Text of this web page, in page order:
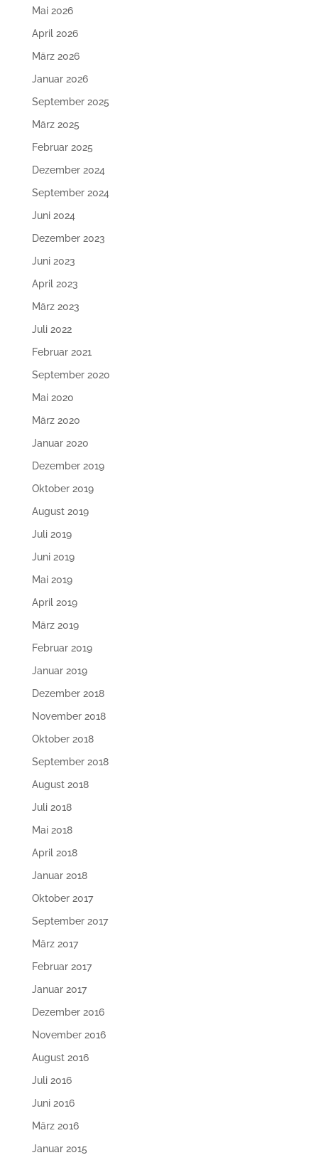
Mai 2026
April 2026
März 2026
Januar 2026
September 2025
März 2025
Februar 2025
Dezember 2024
September 2024
Juni 2024
Dezember 2023
Juni 2023
April 2023
März 2023
Juli 2022
Februar 2021
September 2020
Mai 2020
März 2020
Januar 2020
Dezember 2019
Oktober 2019
August 2019
Juli 2019
Juni 2019
Mai 2019
April 2019
März 2019
Februar 2019
Januar 2019
Dezember 2018
November 2018
Oktober 2018
September 2018
August 2018
Juli 2018
Mai 2018
April 2018
Januar 2018
Oktober 2017
September 2017
März 2017
Februar 2017
Januar 2017
Dezember 2016
November 2016
August 2016
Juli 2016
Juni 2016
März 2016
Januar 2015